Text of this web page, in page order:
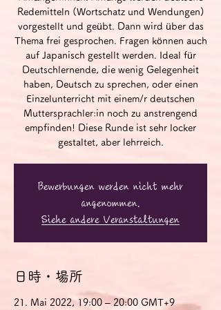
Redemitteln (Wortschatz und Wendungen)
vorgestellt und geübt. Dann wird über das
Thema frei gesprochen. Fragen können auch
auf Japanisch gestellt werden. Ideal für
Deutschlernende, die wenig Gelegenheit
haben, Deutsch zu sprechen, oder einen
Einzelunterricht mit einem/r deutschen
Muttersprachler:in noch zu anstrengend
empfinden! Diese Runde ist sehr locker
gestaltet, aber lehrreich.
Bewerbungen werden nicht mehr
angenommen.
Siehe andere Veranstaltungen
日時・場所
21. Mai 2022, 19:00 – 20:00 GMT+9